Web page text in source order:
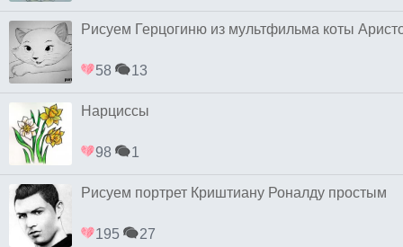
Рисуем Герцогиню из мультфильма коты
58 13
Нарциссы
98 1
Рисуем портрет Криштиану Роналду простым
195 27